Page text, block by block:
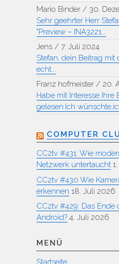
Mario Binder / 30.
Sehr geehrter Herr
"Preview – INA3221...
Jens / 7. Juli 2024
Stefan, dein Beitrag mit
echt...
Franz hofmeister / 20.
Habe mit Interesse Ihre
gelesen.Ich
COMPUTER
CC2tv #431: Wie
Netzwerk untertaucht
CC2tv #430 Wie
erkennen 18. Juli 2026
CC2tv #429: Das Ende
Android? 4. Juli 2026
MENÜ
Startseite